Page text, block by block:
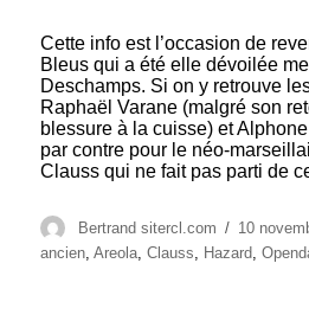
Cette info est l’occasion de
Bleus qui a été elle dévoilée
Deschamps. Si on y retrouve
Raphaël Varane (malgré son
blessure à la cuisse) et
par contre pour le néo-
Clauss qui ne fait pas parti de
Auteur
Bertrand sitercl.com
Publié
le
10
ancien,Areola,Clauss, Hazard,